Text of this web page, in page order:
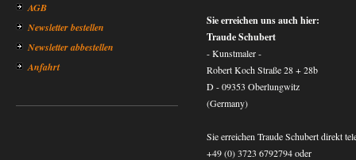
AGB
Newsletter bestellen
Newsletter abbestellen
Anfahrt
Sie erreichen uns auch hier:
Traude Schubert
- Kunstmaler -
Robert Koch Straße 28 + 28b
D - 09353 Oberlungwitz
(Germany)
Sie erreichen Traude Schubert direkt
+49 (0) 3723 6792794 oder